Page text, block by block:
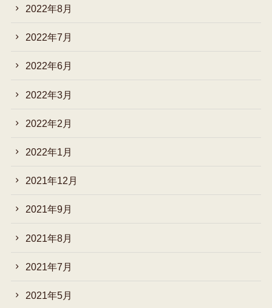
2022年8月
2022年7月
2022年6月
2022年3月
2022年2月
2022年1月
2021年12月
2021年9月
2021年8月
2021年7月
2021年5月